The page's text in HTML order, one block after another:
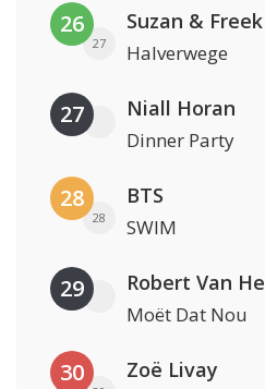
26
27
Suzan & Freek
Halverwege
27 Niall Horan
Dinner Party
28
28
BTS
SWIM
29 Robert Van
Moët Dat Nou
30 Zoë Livay